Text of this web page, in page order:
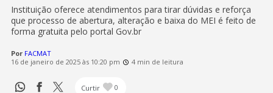
Instituição oferece atendimentos para tirar dúvidas e reforça
que processo de abertura, alteração e baixa do MEI é feito de
forma gratuita pelo portal Gov.br
Por FACMAT
16 de janeiro de 2025 às 10:20 pm
4 min de leitura
Curtir 0